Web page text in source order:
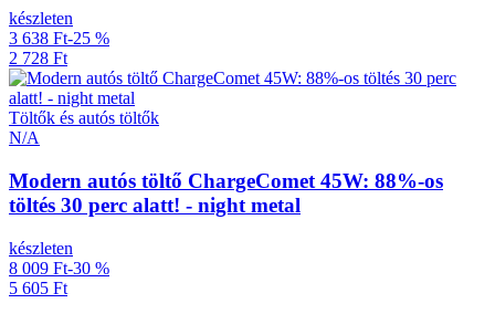
készleten
3 638 Ft-25 %
2 728 Ft
Töltők és autós töltők
N/A
Modern autós töltő ChargeComet 45W: 88%-os
töltés 30 perc alatt! - night metal
készleten
8 009 Ft-30 %
5 605 Ft